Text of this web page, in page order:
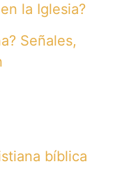
la Iglesia?
Señales,
bíblica